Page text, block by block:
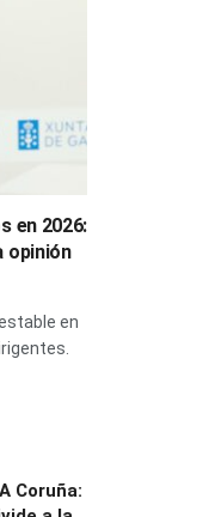
en 2026:
opinión
en
Coruña: